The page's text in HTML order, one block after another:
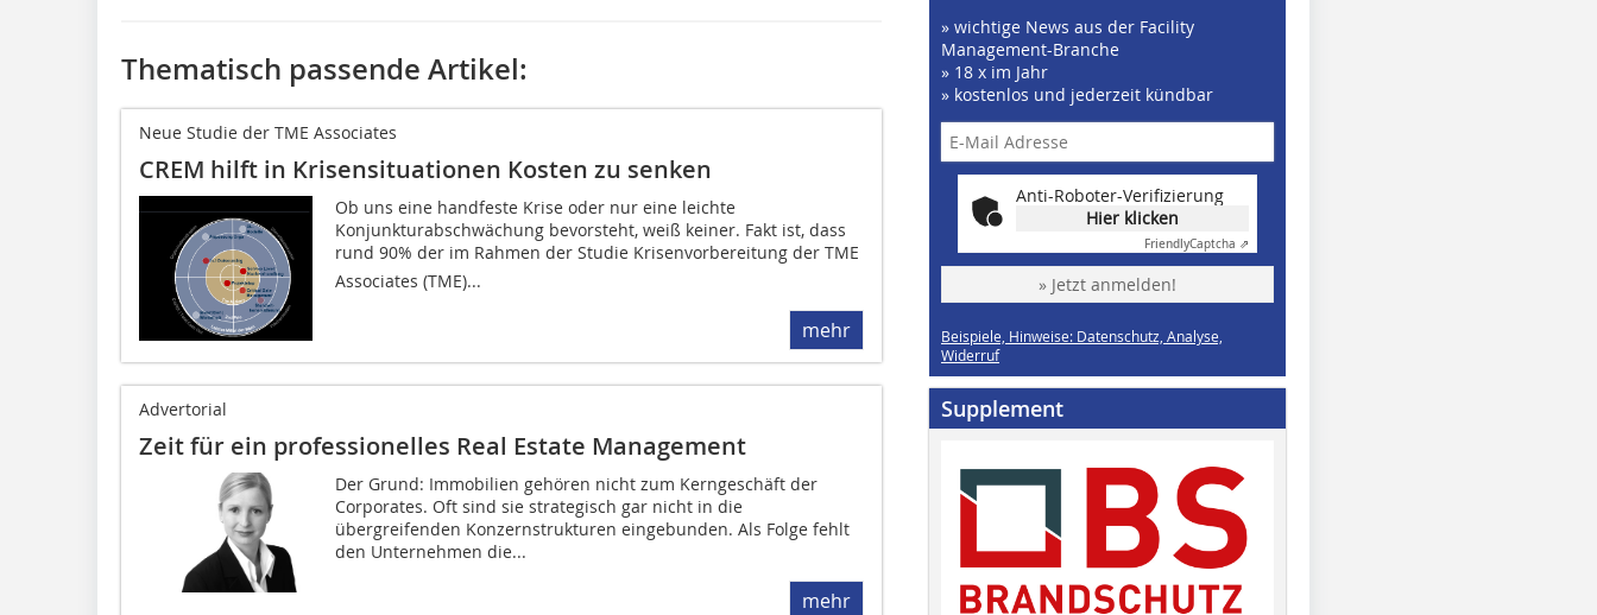
Thematisch passende Artikel:
Neue Studie der TME Associates
CREM hilft in Krisensituationen Kosten zu senken
Ob uns eine handfeste Krise oder nur eine leichte
Konjunkturabschwächung bevorsteht, weiß keiner. Fakt ist, dass
rund 90% der im Rahmen der Studie Krisenvorbereitung der TME
Associates (TME)...
mehr
Advertorial
Zeit für ein professionelles Real Estate Management
Der Grund: Immobilien gehören nicht zum Kerngeschäft der
Corporates. Oft sind sie strategisch gar nicht in die
übergreifenden Konzernstrukturen eingebunden. Als Folge fehlt
den Unternehmen die...
mehr
» wichtige News aus der Facility
Management-Branche
» 18 x im Jahr
» kostenlos und jederzeit kündbar
Anti-Roboter-Verifizierung
Hier klicken
FriendlyCaptcha ⇗
» Jetzt anmelden!
Beispiele, Hinweise: Datenschutz, Analyse,
Widerruf
Supplement